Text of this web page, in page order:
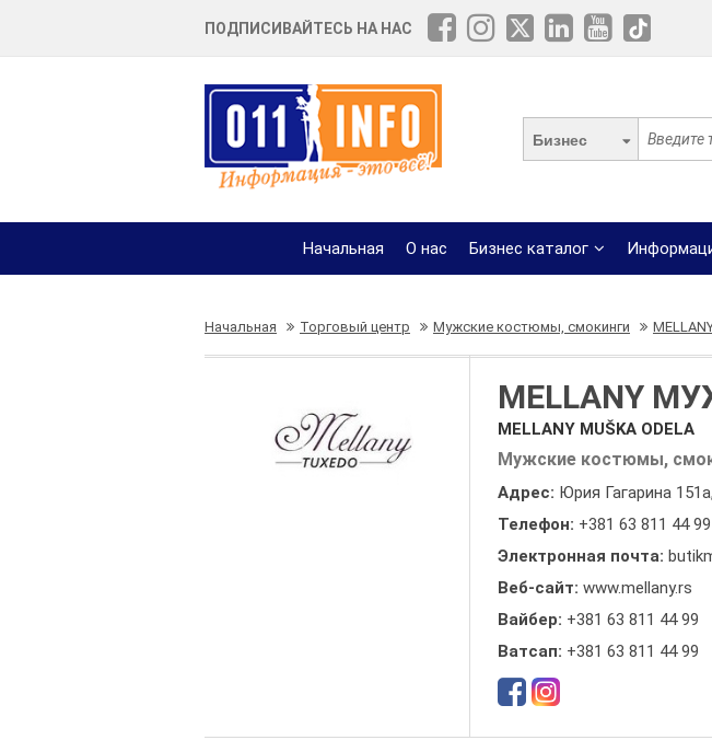
ПОДПИСИВАЙТЕСЬ НА НАС
Бизнес
Начальная О нас Бизнес каталог
Начальная Торговый центр Мужские костюмы, смокинги
MELLANY
MELLANY MUŠKA ODELA
Мужские костюмы,
Адрес: Юрия Гагарина
Телефон: +381 63 811 44 99
Электронная почта:
Веб-сайт: www.mellany.rs
Вайбер: +381 63 811 44 99
Ватсап: +381 63 811 44 99